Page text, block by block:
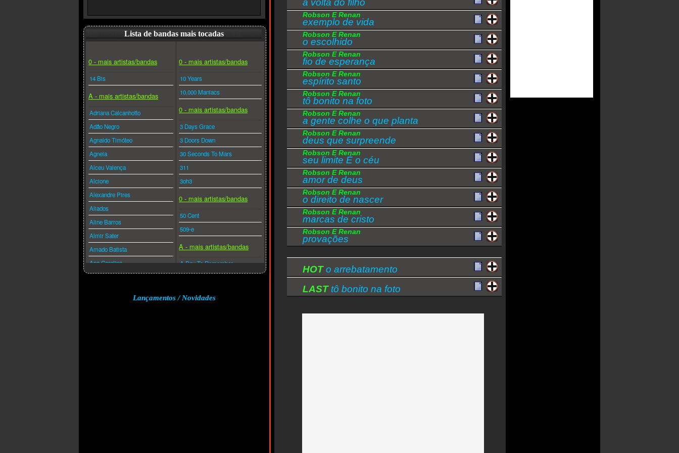
Cada vez aumenta mais a confusão
Robson E Renan
exemplo de vida
Robson E Renan
o escolhido
Robson E Renan
fio de esperança
Robson E Renan
espírito santo
Robson E Renan
tô bonito na foto
Robson E Renan
a gente colhe o que planta
Robson E Renan
deus que surpreende
Robson E Renan
seu limite É o céu
Robson E Renan
amor de deus
Robson E Renan
o direito de nascer
Robson E Renan
marcas de cristo
Robson E Renan
provações
HOTo arrebatamento
LASTtô bonito na foto
Lista de bandas mais tocadas
0 - mais artistas/bandas
14 Bis
A - mais artistas/bandas
Adriana Calcanhotto
Adão Negro
Agnaldo Timóteo
Agnela
Alceu Valença
Alcione
Alexandre Pires
Aliados
Aline Barros
Almir Sater
Amado Batista
Ana Carolina
0 - mais artistas/bandas
10 Years
10,000 Maniacs
0 - mais artistas/bandas
3 Days Grace
3 Doors Down
30 Seconds To Mars
311
3oh3
0 - mais artistas/bandas
50 Cent
509-e
A - mais artistas/bandas
A Day To Remember
Lançamentos / Novidades